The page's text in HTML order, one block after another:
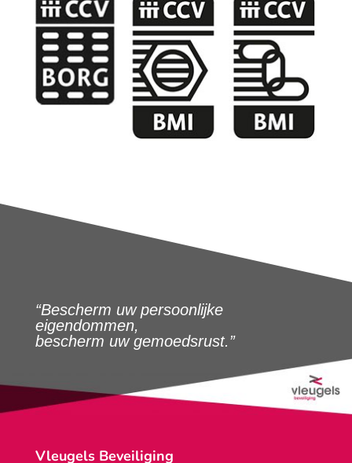
“Bescherm uw persoonlijke
eigendommen,
bescherm uw gemoedsrust.”
Vleugels Beveiliging